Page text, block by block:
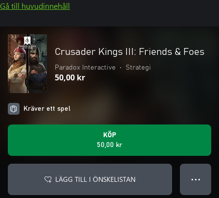
Gå till huvudinnehåll
Crusader Kings III: Friends & Foes
Paradox Interactive • Strategi
50,00 kr
Kräver ett spel
KÖP
50,00 kr
LÄGG TILL I ÖNSKELISTAN ● ● ●